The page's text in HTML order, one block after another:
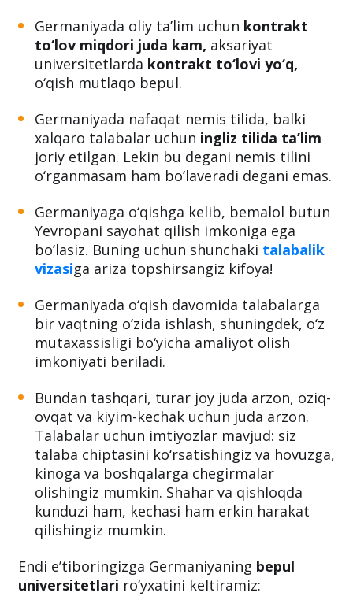
Germaniyada oliy ta’lim uchun kontrakt
to‘lov miqdori juda kam, aksariyat
universitetlarda kontrakt to‘lovi yo‘q,
o‘qish mutlaqo bepul.
Germaniyada nafaqat nemis tilida, balki
xalqaro talabalar uchun ingliz tilida ta’lim
joriy etilgan. Lekin bu degani nemis tilini
o‘rganmasam ham bo‘laveradi degani emas.
Germaniyaga o‘qishga kelib, bemalol butun
Yevropani sayohat qilish imkoniga ega
bo‘lasiz. Buning uchun shunchaki talabalik
vizasiga ariza topshirsangiz kifoya!
Germaniyada o‘qish davomida talabalarga
bir vaqtning o‘zida ishlash, shuningdek, o‘z
mutaxassisligi bo‘yicha amaliyot olish
imkoniyati beriladi.
Bundan tashqari, turar joy juda arzon, oziq-
ovqat va kiyim-kechak uchun juda arzon.
Talabalar uchun imtiyozlar mavjud: siz
talaba chiptasini ko‘rsatishingiz va hovuzga,
kinoga va boshqalarga chegirmalar
olishingiz mumkin. Shahar va qishloqda
kunduzi ham, kechasi ham erkin harakat
qilishingiz mumkin.
Endi e’tiboringizga Germaniyaning bepul
universitetlari ro‘yxatini keltiramiz: